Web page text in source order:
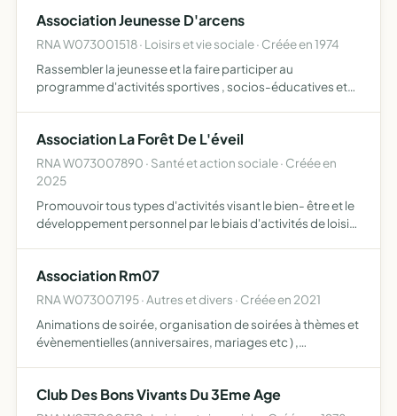
Association Jeunesse D'arcens
RNA W073001518 · Loisirs et vie sociale · Créée en 1974
Rassembler la jeunesse et la faire participer au
programme d'activités sportives , socios-éducatives et
Association La Forêt De L'éveil
RNA W073007890 · Santé et action sociale · Créée en
2025
Promouvoir tous types d'activités visant le bien- être et le
développement personnel par le biais d'activités de loisir
Association Rm07
RNA W073007195 · Autres et divers · Créée en 2021
Animations de soirée, organisation de soirées à thèmes et
évènementielles (anniversaires, mariages etc ) ,
l…
Club Des Bons Vivants Du 3Eme Age